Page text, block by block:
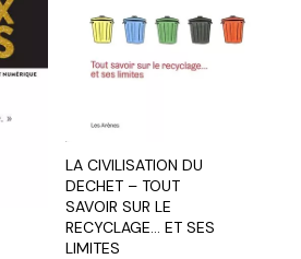
LA CIVILISATION DU
DECHET – TOUT
SAVOIR SUR LE
RECYCLAGE… ET SES
LIMITES